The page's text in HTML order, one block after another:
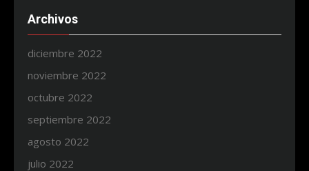
Archivos
diciembre 2022
noviembre 2022
octubre 2022
septiembre 2022
agosto 2022
julio 2022